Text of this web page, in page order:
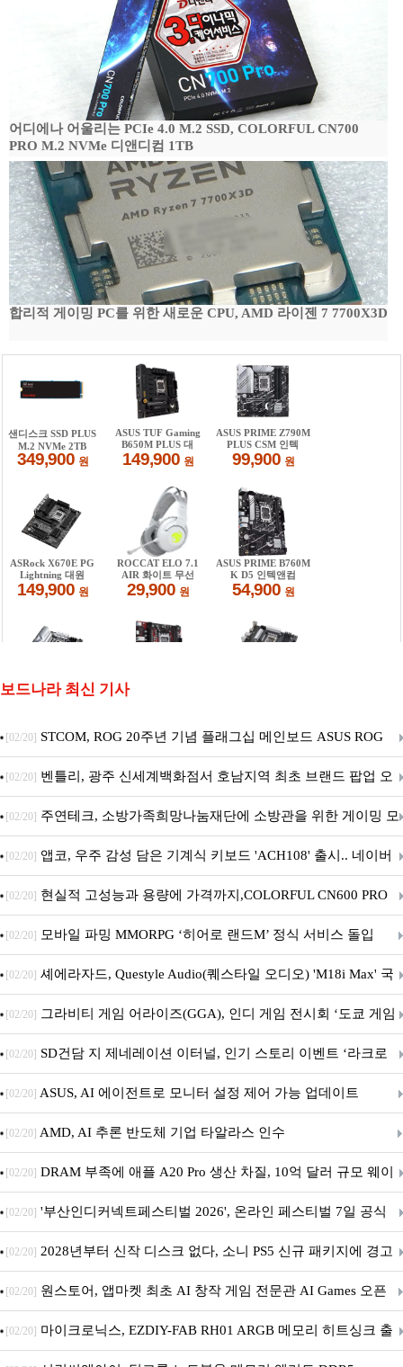
어디에나 어울리는 PCIe 4.0 M.2 SSD, COLORFUL CN700
PRO M.2 NVMe 디앤디컴 1TB
합리적 게이밍 PC를 위한 새로운 CPU, AMD 라이젠 7 7700X3D
보드나라 최신 기사
[02/20] STCOM, ROG 20주년 기념 플래그십 메인보드 ASUS ROG
Crosshair X870E EDITION 20 국내 출시 예정
[02/20] 벤틀리, 광주 신세계백화점서 호남지역 최초 브랜드 팝업 오
픈
[02/20] 주연테크, 소방가족희망나눔재단에 소방관을 위한 게이밍 모
니터·스마트 펫 침대 기부
[02/20] 앱코, 우주 감성 담은 기계식 키보드 'ACH108' 출시.. 네이버
브랜드데이 기획전 진행
[02/20] 현실적 고성능과 용량에 가격까지,COLORFUL CN600 PRO
M.2 NVMe 디앤디컴 1TB
[02/20] 모바일 파밍 MMORPG ‘히어로 랜드M’ 정식 서비스 돌입
[02/20] 셰에라자드, Questyle Audio(퀘스타일 오디오) 'M18i Max' 국
내 정식 출시
[02/20] 그라비티 게임 어라이즈(GGA), 인디 게임 전시회 ‘도쿄 게임
던전 13’ 참가!
[02/20] SD건담 지 제네레이션 이터널, 인기 스토리 이벤트 ‘라크로
아의 용사’ 재개최 및 풍성한 기념 이벤트 실시!
[02/20] ASUS, AI 에이전트로 모니터 설정 제어 가능 업데이트
[02/20] AMD, AI 추론 반도체 기업 타알라스 인수
[02/20] DRAM 부족에 애플 A20 Pro 생산 차질, 10억 달러 규모 웨이
퍼 대기
[02/20] '부산인디커넥트페스티벌 2026', 온라인 페스티벌 7일 공식
개막... 22일간 진행
[02/20] 2028년부터 신작 디스크 없다, 소니 PS5 신규 패키지에 경고
문 추가
[02/20] 원스토어, 앱마켓 최초 AI 창작 게임 전문관 AI Games 오픈
[02/20] 마이크로닉스, EZDIY-FAB RH01 ARGB 메모리 히트싱크 출